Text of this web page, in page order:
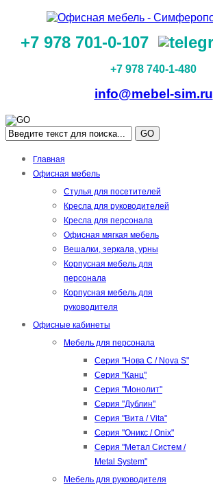
+7 978 701-0-107
+7 978 740-1-480
info@mebel-sim.ru
GO
Главная
Офисная мебель
Стулья для посетителей
Кресла для руководителей
Кресла для персонала
Офисная мягкая мебель
Вешалки, зеркала, урны
Корпусная мебель для
персонала
Корпусная мебель для
руководителя
Офисные кабинеты
Мебель для персонала
Серия "Нова С / Nova S"
Серия "Канц"
Серия "Монолит"
Серия "Дублин"
Серия "Вита / Vita"
Серия "Оникс / Onix"
Серия "Метал Систем /
Metal System"
Мебель для руководителя